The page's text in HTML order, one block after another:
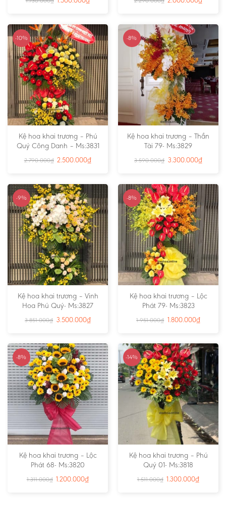
-10%
Kệ hoa khai trương – Phú
Quý Công Danh – Ms:3831
2.790.000₫ 2.500.000₫
-8%
Kệ hoa khai trương – Thần
Tài 79- Ms:3829
3.590.000₫ 3.300.000₫
-9%
Kệ hoa khai trương – Vinh
Hoa Phú Quý- Ms:3827
3.851.000₫ 3.500.000₫
-8%
Kệ hoa khai trương – Lộc
Phát 79- Ms:3823
1.951.000₫ 1.800.000₫
-8%
Kệ hoa khai trương – Lộc
Phát 68- Ms:3820
1.311.000₫ 1.200.000₫
-14%
Kệ hoa khai trương – Phú
Quý 01- Ms:3818
1.511.000₫ 1.300.000₫